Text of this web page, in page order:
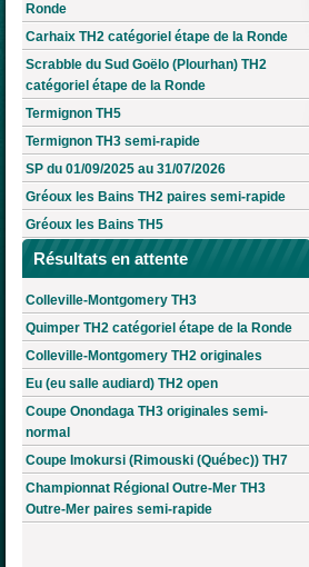
Ronde
Carhaix TH2 catégoriel étape de la Ronde
Scrabble du Sud Goëlo (Plourhan) TH2
catégoriel étape de la Ronde
Termignon TH5
Termignon TH3 semi-rapide
SP du 01/09/2025 au 31/07/2026
Gréoux les Bains TH2 paires semi-rapide
Gréoux les Bains TH5
Résultats en attente
Colleville-Montgomery TH3
Quimper TH2 catégoriel étape de la Ronde
Colleville-Montgomery TH2 originales
Eu (eu salle audiard) TH2 open
Coupe Onondaga TH3 originales semi-
normal
Coupe Imokursi (Rimouski (Québec)) TH7
Championnat Régional Outre-Mer TH3
Outre-Mer paires semi-rapide